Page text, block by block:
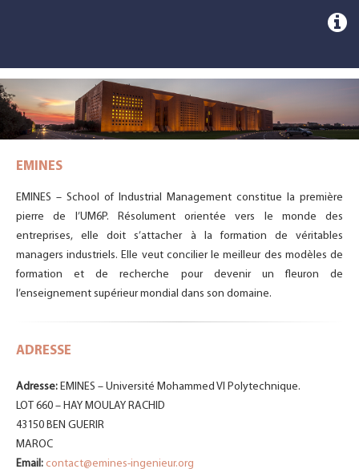
EMINES
EMINES – School of Industrial Management constitue la première
pierre de l’UM6P. Résolument orientée vers le monde des
entreprises, elle doit s’attacher à la formation de véritables
managers industriels. Elle veut concilier le meilleur des modèles de
formation et de recherche pour devenir un fleuron de
l’enseignement supérieur mondial dans son domaine.
ADRESSE
Adresse: EMINES – Université Mohammed VI Polytechnique.
LOT 660 – HAY MOULAY RACHID
43150 BEN GUERIR
MAROC
Email: contact@emines-ingenieur.org